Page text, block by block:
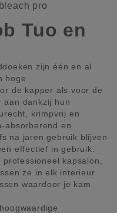
pro
Tuo en
zijn één en al
hoge
de kapper als voor de
aan dankzij hun
krimpvrij en
absorberend en
na jaren gebruik blijven
effectief in gebruik.
kapsalon,
ze in elk interieur.
waardoor je kam